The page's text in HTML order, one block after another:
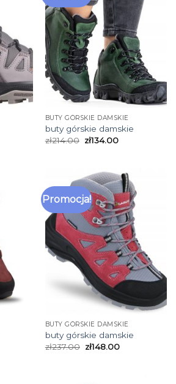
BUTY GÓRSKIE DAMSKIE
buty górskie damskie
zł214.00 zł134.00
Promocja!
BUTY GÓRSKIE DAMSKIE
buty górskie damskie
zł237.00 zł148.00